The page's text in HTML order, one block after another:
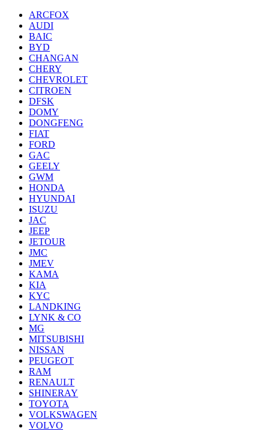
ARCFOX
AUDI
BAIC
BYD
CHANGAN
CHERY
CHEVROLET
CITROEN
DFSK
DOMY
DONGFENG
FIAT
FORD
GAC
GEELY
GWM
HONDA
HYUNDAI
ISUZU
JAC
JEEP
JETOUR
JMC
JMEV
KAMA
KIA
KYC
LANDKING
LYNK & CO
MG
MITSUBISHI
NISSAN
PEUGEOT
RAM
RENAULT
SHINERAY
TOYOTA
VOLKSWAGEN
VOLVO